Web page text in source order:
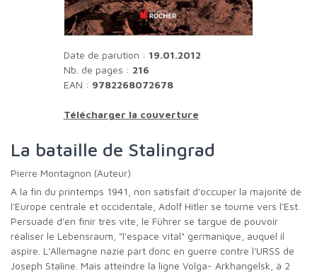
Date de parution : 19.01.2012
Nb. de pages : 216
EAN : 9782268072678
Télécharger la couverture
La bataille de Stalingrad
Pierre Montagnon (Auteur)
A la fin du printemps 1941, non satisfait d'occuper la majorité de
l'Europe centrale et occidentale, Adolf Hitler se tourne vers l'Est.
Persuadé d'en finir très vite, le Führer se targue de pouvoir
réaliser le Lebensraum, "l'espace vital" germanique, auquel il
aspire. L'Allemagne nazie part donc en guerre contre l'URSS de
Joseph Staline. Mais atteindre la ligne Volga- Arkhangelsk, à 2